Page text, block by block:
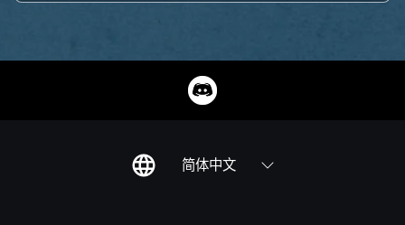
简体中文